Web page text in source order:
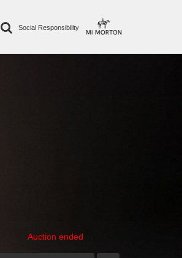
Social Responsibility
Auction ended